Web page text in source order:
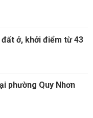
ở, khởi điểm từ 43
phường Quy Nhơn